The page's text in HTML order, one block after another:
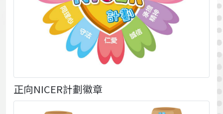
正向NICER計劃徽章